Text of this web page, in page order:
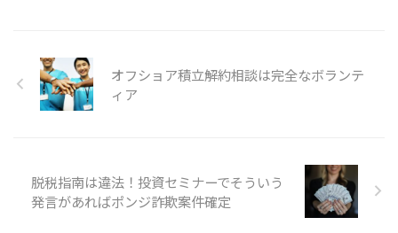
オフショア積立解約相談は完全なボランテ
ィア
脱税指南は違法！投資セミナーでそういう
発言があればポンジ詐欺案件確定